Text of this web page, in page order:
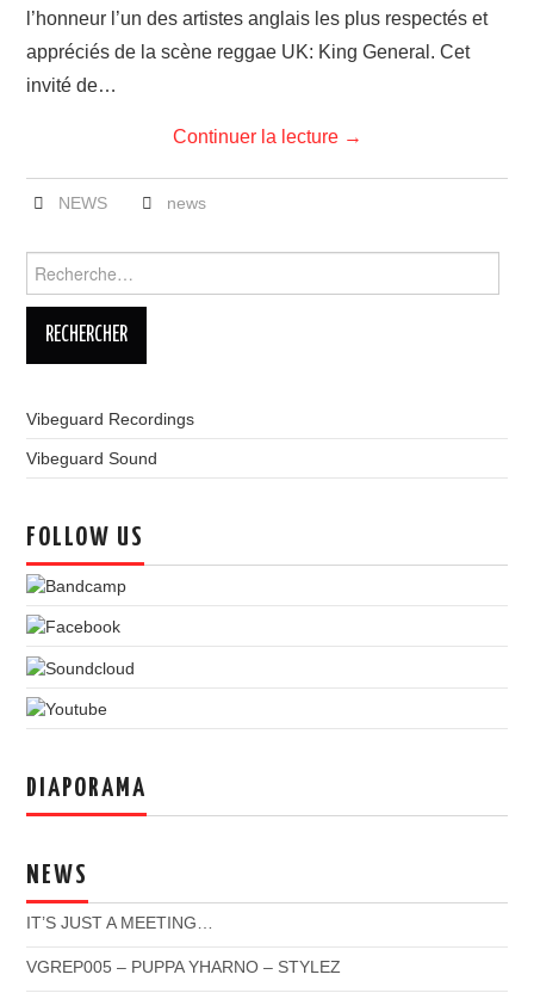
l’honneur l’un des artistes anglais les plus respectés et
appréciés de la scène reggae UK: King General. Cet
invité de…
Continuer la lecture →
NEWS news
Vibeguard Recordings
Vibeguard Sound
FOLLOW US
DIAPORAMA
NEWS
IT’S JUST A MEETING…
VGREP005 – PUPPA YHARNO – STYLEZ